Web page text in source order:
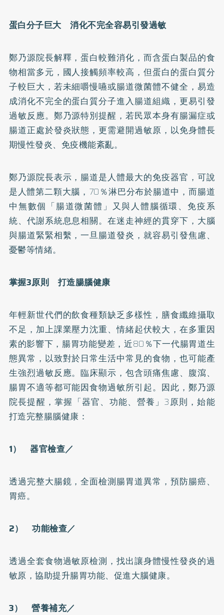
蛋白分子巨大 消化不完全容易引發過敏
鄭乃源院長解釋，蛋白較難消化，而含蛋白製品的食
物相當多元，國人接觸頻率較高，但蛋白的蛋白質分
子較巨大，若未細嚼慢嚥或腸道微菌體不健全，易造
成消化不完全的蛋白質分子進入腸道組織，更易引發
過敏反應。鄭乃源特別提醒，若民眾本身有腸漏症或
腸道正處於發炎狀態，更需避開過敏原，以免身體長
期慢性發炎、免疫機能紊亂。
鄭乃源院長表示，腸道是人體最大的免疫器官，可說
是人體第二顆大腦，70％淋巴分布於腸道中，而腸道
中無數個「腸道微菌體」又與人體腦循環、免疫系
統、代謝系統息息相關。在迷走神經的貫穿下，大腦
與腸道緊緊相繫，一旦腸道發炎，就容易引發焦慮、
憂鬱等情緒。
掌握3原則 打造腸腦健康
年輕新世代們的飲食種類缺乏多樣性， 膳食纖維攝取
不足，加上課業壓力沈重、情緒起伏較大，在多重因
素的影響下，腸胃功能變差，近80％下一代腸胃道生
態異常，以致對於日常生活中常見的食物，也可能產
生強烈過敏反應。臨床顯示，包含頭痛焦慮、腹瀉、
腸胃不適等都可能因食物過敏所引起。因此，鄭乃源
院長提醒，掌握「器官、功能、營養」3原則，始能
打造完整腸腦健康：
1） 器官檢查／
透過完整大腸鏡，全面檢測腸胃道異常，預防腸癌、
胃癌。
2） 功能檢查／
透過全套食物過敏原檢測，找出讓身體慢性發炎的過
敏原，協助提升腸胃功能、促進大腦健康。
3） 營養補充／